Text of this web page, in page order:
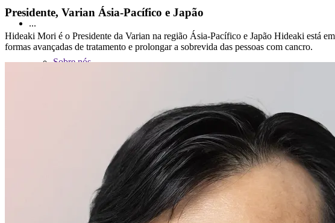
...
Sobre nós
Direção executiva
Presidente, Varian Ásia-Pacífico e Japão
Hideaki Mori é o Presidente da Varian na região Ásia-Pacífico e Japão Hideaki está
formas avançadas de tratamento e prolongar a sobrevida das pessoas com cancro.